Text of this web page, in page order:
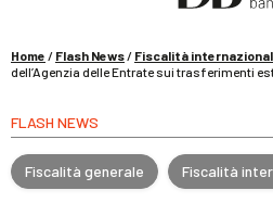
La governance
Home / Flash News/ Fiscalità
dell’Agenzia delle Entrate sui trasferimenti
FLASH NEWS
Fiscalità generale Fiscalità